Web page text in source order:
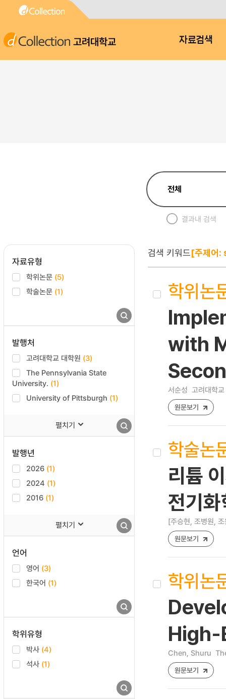
고려대학교 자료검색
결과내 검색
자료유형
학위논문 (5)
학술논문 (1)
발행처
고려대학교 대학원 (3)
The Pennsylvania State
University. (1)
University of Pittsburgh (1)
펼치기
발행년
2026 (1)
2024 (1)
2016 (1)
펼치기
언어
영어 (3)
한국어 (1)
학위유형
박사 (4)
석사 (1)
검색 키워드[주제어
학위논
with
서순성 고려대학
원문보기
학술논
리튬
전기
[주승현, 조병원,
원문보기
학위논
Chen, Shuru
원문보기